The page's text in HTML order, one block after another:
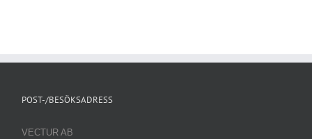
POST-/BESÖKSADRESS
VECTUR AB